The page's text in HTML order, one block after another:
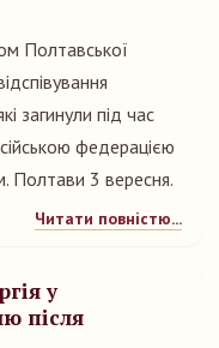
Полтавської
загинули під час
федерацією
Полтави 3 вересня.
Читати повністю...
у
після